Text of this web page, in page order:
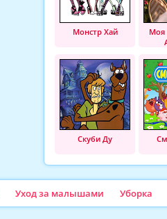
Монстр Хай
Моя
Скуби Ду
Уход за малышами Уборка